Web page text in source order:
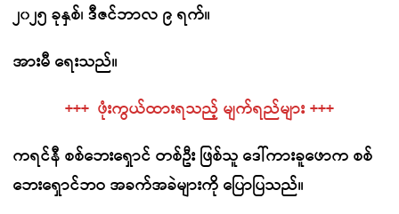
၂၀၂၅ ခုနှစ်၊ ဒီဇင်ဘာလ ၉ ရက်။
အားမီ ရေးသည်။
+++ ဖုံးကွယ်ထားရသည့် မျက်ရည်များ +++
ကရင်နီ စစ်ဘေးရှောင် တစ်ဦး ဖြစ်သူ ဒေါ်ကားခူဖောက စစ်
ဘေးရှောင်ဘဝ အခက်အခဲများကို ပြောပြသည်။